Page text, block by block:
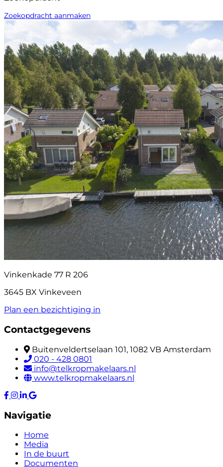
Zoekopdracht aanmaken
Vinkenkade 77 R 206
3645 BX Vinkeveen
Plan een bezichtiging in
Contactgegevens
Buitenveldertselaan 101, 1082 VB Amsterdam
020 - 428 0801
info@telkropmakelaars.nl
www.telkropmakelaars.nl
Navigatie
Home
Media
In de buurt
Documenten